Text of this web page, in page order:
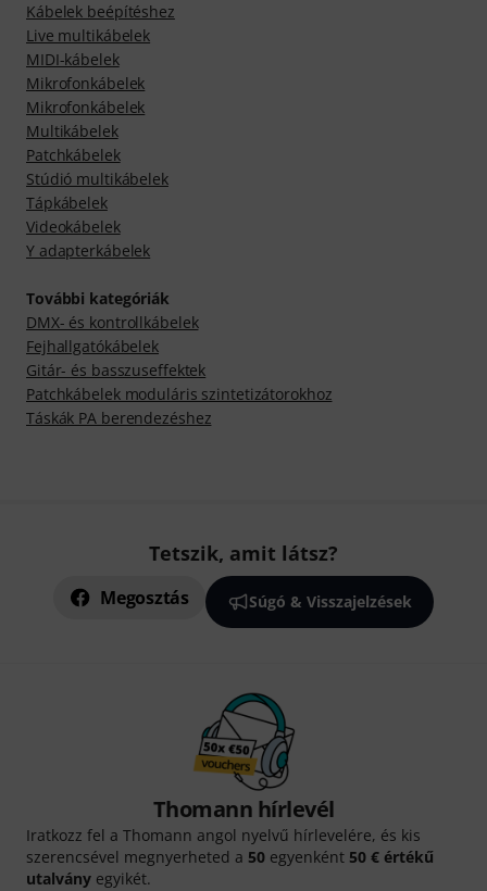
Kábelek beépítéshez
Live multikábelek
MIDI-kábelek
Mikrofonkábelek
Mikrofonkábelek
Multikábelek
Patchkábelek
Stúdió multikábelek
Tápkábelek
Videokábelek
Y adapterkábelek
További kategóriák
DMX- és kontrollkábelek
Fejhallgatókábelek
Gitár- és basszuseffektek
Patchkábelek moduláris szintetizátorokhoz
Táskák PA berendezéshez
Tetszik, amit látsz?
Megosztás Súgó & Visszajelzések
Thomann hírlevél
Iratkozz fel a Thomann angol nyelvű hírlevelére, és kis
szerencsével megnyerheted a 50 egyenként 50 € értékű
utalvány egyikét.